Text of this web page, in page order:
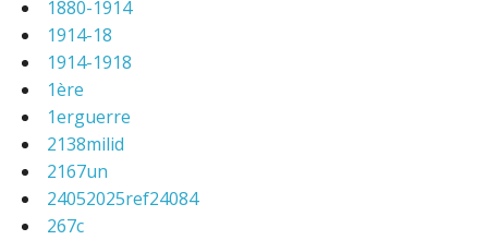
1880-1914
1914-18
1914-1918
1ère
1erguerre
2138milid
2167un
24052025ref24084
267c